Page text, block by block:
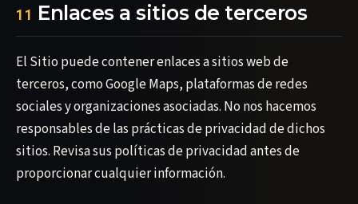
11 Enlaces a sitios de terceros
El Sitio puede contener enlaces a sitios web de
terceros, como Google Maps, plataformas de redes
sociales y organizaciones asociadas. No nos hacemos
responsables de las prácticas de privacidad de dichos
sitios. Revisa sus políticas de privacidad antes de
proporcionar cualquier información.